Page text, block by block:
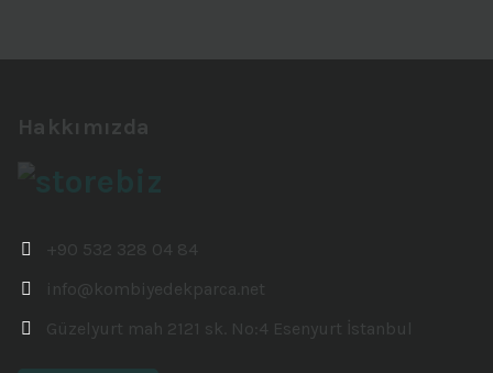
Hakkımızda
+90 532 328 04 84
info@kombiyedekparca.net
Güzelyurt mah 2121 sk. No:4 Esenyurt İstanbul